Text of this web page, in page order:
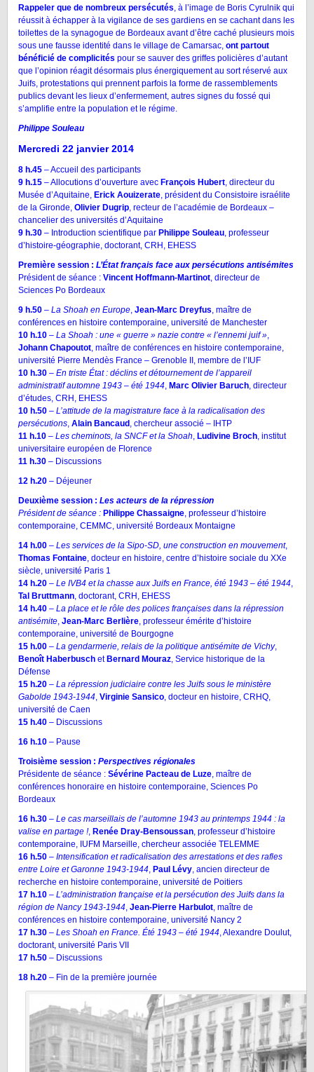
Rappeler que de nombreux persécutés, à l’image de Boris Cyrulnik qui
réussit à échapper à la vigilance de ses gardiens en se cachant dans les
toilettes de la synagogue de Bordeaux avant d’être caché plusieurs mois
sous une fausse identité dans le village de Camarsac, ont partout
bénéficié de complicités pour se sauver des griffes policières d’autant
que l’opinion réagit désormais plus énergiquement au sort réservé aux
Juifs, protestations qui prennent parfois la forme de rassemblements
publics devant les lieux d’enfermement, autres signes du fossé qui
s’amplifie entre la population et le régime.
Philippe Souleau
Mercredi 22 janvier 2014
8 h.45 – Accueil des participants
9 h.15 – Allocutions d’ouverture avec François Hubert, directeur du
Musée d’Aquitaine, Erick Aouizerate, président du Consistoire israélite
de la Gironde, Olivier Dugrip, recteur de l’académie de Bordeaux –
chancelier des universités d’Aquitaine
9 h.30 – Introduction scientifique par Philippe Souleau, professeur
d’histoire-géographie, doctorant, CRH, EHESS
Première session : L’État français face aux persécutions antisémites
Président de séance : Vincent Hoffmann-Martinot, directeur de
Sciences Po Bordeaux
9 h.50 – La Shoah en Europe, Jean-Marc Dreyfus, maître de
conférences en histoire contemporaine, université de Manchester
10 h.10 – La Shoah : une « guerre » nazie contre « l’ennemi juif »,
Johann Chapoutot, maître de conférences en histoire contemporaine,
université Pierre Mendès France – Grenoble II, membre de l’IUF
10 h.30 – En triste État : déclins et détournement de l’appareil
administratif automne 1943 – été 1944, Marc Olivier Baruch, directeur
d’études, CRH, EHESS
10 h.50 – L’attitude de la magistrature face à la radicalisation des
persécutions, Alain Bancaud , chercheur associé – IHTP
11 h.10 – Les cheminots, la SNCF et la Shoah, Ludivine Broch, institut
universitaire européen de Florence
11 h.30 – Discussions
12 h.20 – Déjeuner
Deuxième session : Les acteurs de la répression
Président de séance : Philippe Chassaigne, professeur d’histoire
contemporaine, CEMMC, université Bordeaux Montaigne
14 h.00 – Les services de la Sipo-SD, une construction en mouvement,
Thomas Fontaine, docteur en histoire, centre d’histoire sociale du XXe
siècle, université Paris 1
14 h.20 – Le IVB4 et la chasse aux Juifs en France, été 1943 – été 1944,
Tal Bruttmann, doctorant, CRH, EHESS
14 h.40 – La place et le rôle des polices françaises dans la répression
antisémite, Jean-Marc Berlière, professeur émérite d’histoire
contemporaine, université de Bourgogne
15 h.00 – La gendarmerie, relais de la politique antisémite de Vichy,
Benoît Haberbusch et Bernard Mouraz, Service historique de la
Défense
15 h.20 – La répression judiciaire contre les Juifs sous le ministère
Gabolde 1943-1944, Virginie Sansico, docteur en histoire, CRHQ,
université de Caen
15 h.40 – Discussions
16 h.10 – Pause
Troisième session : Perspectives régionales
Présidente de séance : Sévérine Pacteau de Luze, maître de
conférences honoraire en histoire contemporaine, Sciences Po
Bordeaux
16 h.30 – Le cas marseillais de l’automne 1943 au printemps 1944 : la
valise en partage !, Renée Dray-Bensoussan, professeur d’histoire
contemporaine, IUFM Marseille, chercheur associée TELEMME
16 h.50 – Intensification et radicalisation des arrestations et des rafles
entre Loire et Garonne 1943-1944, Paul Lévy, ancien directeur de
recherche en histoire contemporaine, université de Poitiers
17 h.10 – L’administration française et la persécution des Juifs dans la
région de Nancy 1943-1944, Jean-Pierre Harbulot, maître de
conférences en histoire contemporaine, université Nancy 2
17 h.30 – Les Shoah en France. Été 1943 – été 1944, Alexandre Doulut,
doctorant, université Paris VII
17 h.50 – Discussions
18 h.20 – Fin de la première journée